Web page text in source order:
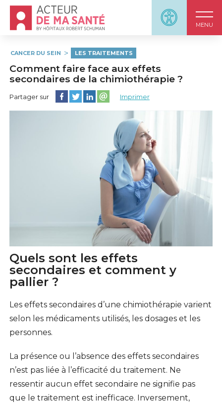
Panneau
MENU
Accueil - Acteur de ma santé, by HôpitauxRobert
CANCER DU SEIN LES TRAITEMENTS
Comment faire face aux effets
secondaires de la chimiothérapie ?
Partager sur Partager cette page sur Facebook
Partager cette page sur Twitter
Partager cette page sur LinkedIn
Partager cette page sur email
Imprimer
Quels sont les effets
secondaires et comment y
pallier ?
Les effets secondaires d’une chimiothérapie varient
selon les médicaments utilisés, les dosages et les
personnes.
La présence ou l’absence des effets secondaires
n’est pas liée à l’efficacité du traitement. Ne
ressentir aucun effet secondaire ne signifie pas
que le traitement est inefficace. Inversement,